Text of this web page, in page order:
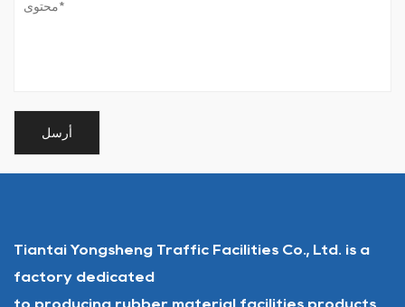
Tiantai Yongsheng Traffic Facilities Co., Ltd. is a
factory dedicated
to producing rubber material facilities products.